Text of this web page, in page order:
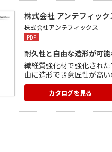
株式会社 アンテフィッ
株式会社アンテフィックス
PDF
耐久性と自由な造形が可
繊維質強化材で強化され
由に造形でき意匠性が高
比べて耐水性や耐候性も
較的容易に行うことができ
カタログを見る